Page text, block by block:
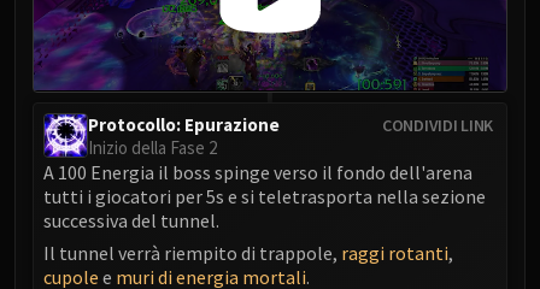
Lord Marrowgar
Lady Deathwhisper
Gunship Battle
Rotface
Professor Putricide
Blood Prince Council
Blood-Queen Lana'thel
CONDIVIDI LINK
Protocollo: Epurazione
Inizio della Fase 2
A 100 Energia il boss spinge verso il fondo dell'arena
tutti i giocatori per 5s e si teletrasporta nella sezione
successiva del tunnel.
Il tunnel verrà riempito di trappole, raggi rotanti,
cupole e muri di energia mortali.